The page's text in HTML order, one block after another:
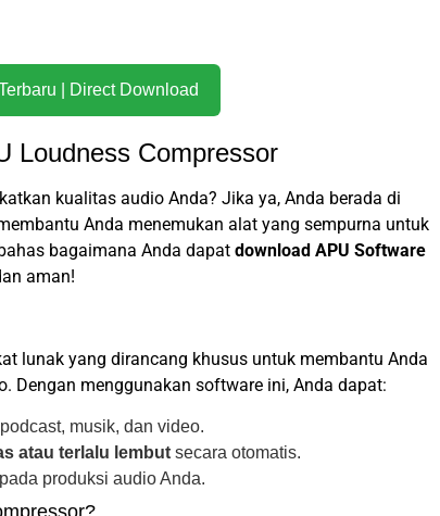
Download Terbaru | Direct Download
Loudness Compressor
kualitas audio Anda? Jika ya, Anda berada di
Anda menemukan alat yang sempurna untuk
bagaimana Anda dapat download APU Software
aman!
lunak yang dirancang khusus untuk membantu Anda
Dengan menggunakan software ini, Anda dapat:
musik, dan video.
atau terlalu lembut secara otomatis.
pada produksi audio Anda.